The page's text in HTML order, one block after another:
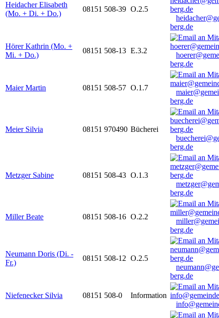
Heidacher Elisabeth
(Mo. + Di. + Do.)
08151 508-39 O.2.5
berg.de
Hörer Kathrin (Mo. +
Mi. + Do.)
08151 508-13 E.3.2
berg.de
Maier Martin 08151 508-57 O.1.7
berg.de
Meier Silvia 08151 970490 Bücherei
berg.de
Metzger Sabine 08151 508-43 O.1.3
berg.de
Miller Beate 08151 508-16 O.2.2
berg.de
Neumann Doris (Di. -
Fr.)
08151 508-12 O.2.5
berg.de
Niefenecker Silvia 08151 508-0
Information